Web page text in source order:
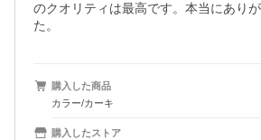
のクオリティは最高です。本当にあり
た。
購入した商品
カラー/カーキ
購入したストア